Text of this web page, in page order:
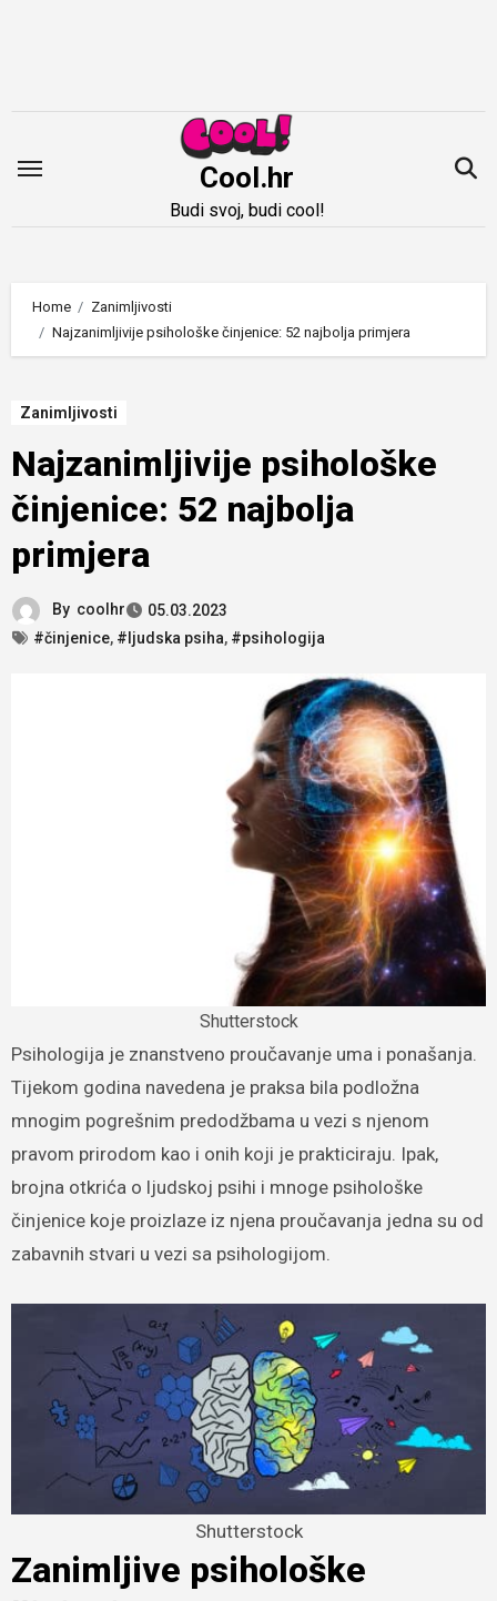
Cool.hr
Budi svoj, budi cool!
Home
Zanimljivosti
Najzanimljivije psihološke činjenice: 52 najbolja primjera
Zanimljivosti
Najzanimljivije psihološke
činjenice: 52 najbolja
primjera
By coolhr
05.03.2023
#činjenice, #ljudska psiha, #psihologija
Shutterstock
Psihologija je znanstveno proučavanje uma i ponašanja.
Tijekom godina navedena je praksa bila podložna
mnogim pogrešnim predodžbama u vezi s njenom
pravom prirodom kao i onih koji je prakticiraju. Ipak,
brojna otkrića o ljudskoj psihi i mnoge psihološke
činjenice koje proizlaze iz njena proučavanja jedna su od
zabavnih stvari u vezi sa psihologijom.
Shutterstock
Zanimljive psihološke